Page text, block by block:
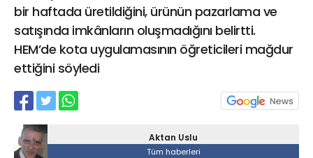
bir haftada üretildiğini, ürünün pazarlama ve
satışında imkânların oluşmadığını belirtti.
HEM’de kota uygulamasının öğreticileri mağdur
ettiğini söyledi
Aktan Uslu
Tüm haberleri
(BİLKAR)Gebze - KOCAELİ
aktanuslu@gmail.com